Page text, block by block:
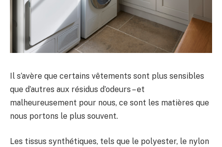
Il s’avère que certains vêtements sont plus sensibles
que d’autres aux résidus d’odeurs – et
malheureusement pour nous, ce sont les matières que
nous portons le plus souvent.
Les tissus synthétiques, tels que le polyester, le nylon